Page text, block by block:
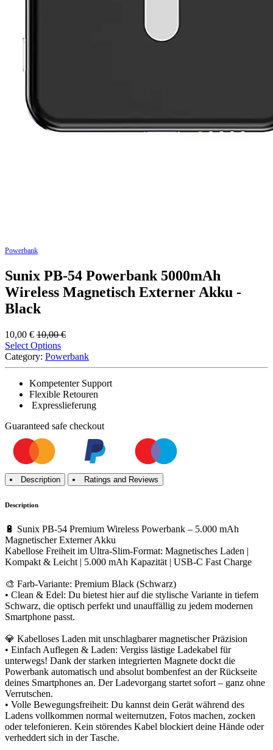
Powerbank
Sunix PB-54 Powerbank 5000mAh
Wireless Magnetisch Externer Akku -
Black
10,00 € 10,00€
Select Options
Category: Powerbank
Kompetenter Support
Flexible Retouren
Expresslieferung
Guaranteed safe checkout
Description Ratings and Reviews
Description
🔋 Sunix PB-54 Premium Wireless Powerbank – 5.000 mAh
Magnetischer Externer Akku
Kabellose Freiheit im Ultra-Slim-Format: Magnetisches Laden |
Kompakt & Leicht | 5.000 mAh Kapazität | USB-C Fast Charge
🎨 Farb-Variante: Premium Black (Schwarz)
• Clean & Edel: Du bietest hier auf die stylische Variante in tiefem
Schwarz, die optisch perfekt und unauffällig zu jedem modernen
Smartphone passt.
💎 Kabelloses Laden mit unschlagbarer magnetischer Präzision
• Einfach Auflegen & Laden: Vergiss lästige Ladekabel für
unterwegs! Dank der starken integrierten Magnete dockt die
Powerbank automatisch und absolut bombenfest an der Rückseite
deines Smartphones an. Der Ladevorgang startet sofort – ganz ohne
Verrutschen.
• Volle Bewegungsfreiheit: Du kannst dein Gerät während des
Ladens vollkommen normal weiternutzen, Fotos machen, zocken
oder telefonieren. Kein störendes Kabel blockiert deine Hände oder
verheddert sich in der Tasche.